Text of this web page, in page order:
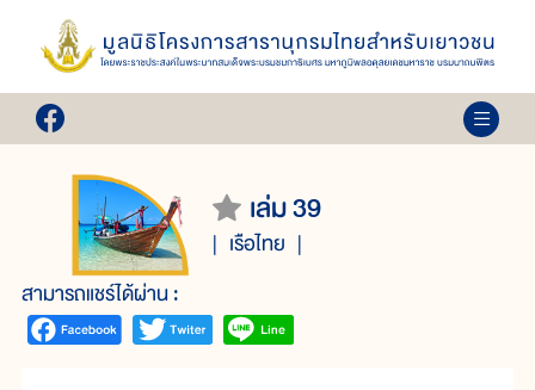
เล่ม 39
เรือไทย
สามารถแชร์ได้ผ่าน :